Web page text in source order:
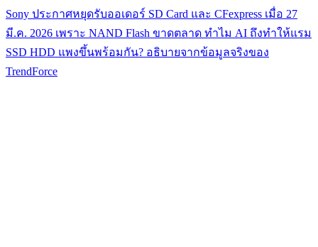
Sony ประกาศหยุดรับออเดอร์ SD Card และ CFexpress เมื่อ 27
มี.ค. 2026 เพราะ NAND Flash ขาดตลาด ทำไม AI ถึงทำให้แรม
SSD HDD แพงขึ้นพร้อมกัน? อธิบายจากข้อมูลจริงของ
TrendForce